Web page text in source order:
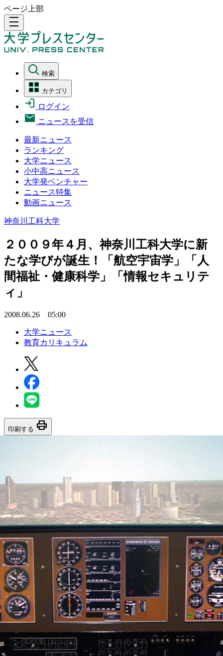
ページ上部
density_medium
検索
カテゴリ
ログイン
ニュースを受信
最新ニュース
ランキング
大学ニュース
小中高ニュース
大学発ベンチャー
ニュース特集
動画ニュース
神奈川工科大学
２００９年４月、神奈川工科大学に新
たな学びが誕生！「航空宇宙学」「人
間福祉・健康科学」「情報セキュリテ
ィ」
2008.06.26 05:00
大学ニュース
教育カリキュラム
印刷する print